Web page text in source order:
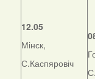
12.05
Мінск,
С.Каспяровіч